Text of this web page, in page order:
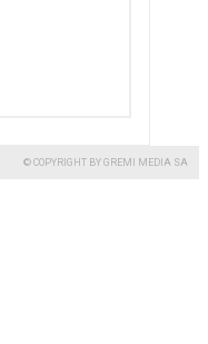
© COPYRIGHT BY GREMI MEDIA SA